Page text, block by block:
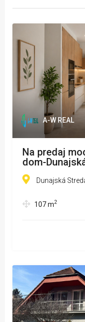
A-W REAL
Na predaj
dom-
Dunajská
107m2